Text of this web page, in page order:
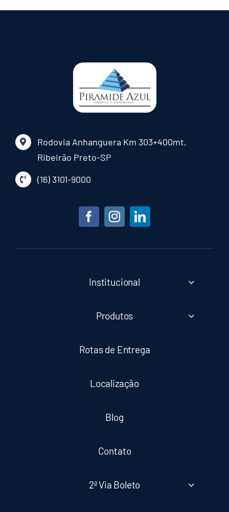
Rodovia Anhanguera Km 303+400mt,
Ribeirão Preto-SP
(16) 3101-9000
Institucional
Produtos
Rotas de Entrega
Localização
Blog
Contato
2ª Via Boleto